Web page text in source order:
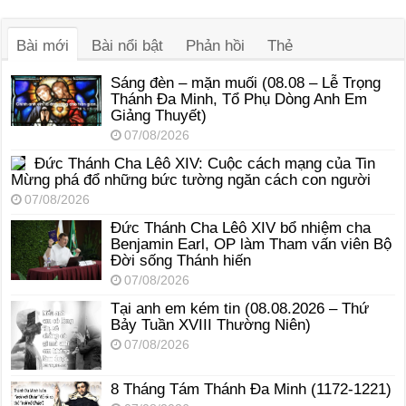
Bài mới Bài nổi bật Phản hồi Thẻ
Sáng đèn – mặn muối (08.08 – Lễ Trọng
Thánh Đa Minh, Tổ Phụ Dòng Anh Em
Giảng Thuyết)
07/08/2026
Đức Thánh Cha Lêô XIV: Cuộc cách mạng của Tin
Mừng phá đổ những bức tường ngăn cách con người
07/08/2026
Đức Thánh Cha Lêô XIV bổ nhiệm cha
Benjamin Earl, OP làm Tham vấn viên Bộ
Đời sống Thánh hiến
07/08/2026
Tại anh em kém tin (08.08.2026 – Thứ
Bảy Tuần XVIII Thường Niên)
07/08/2026
8 Tháng Tám Thánh Ða Minh (1172-1221)